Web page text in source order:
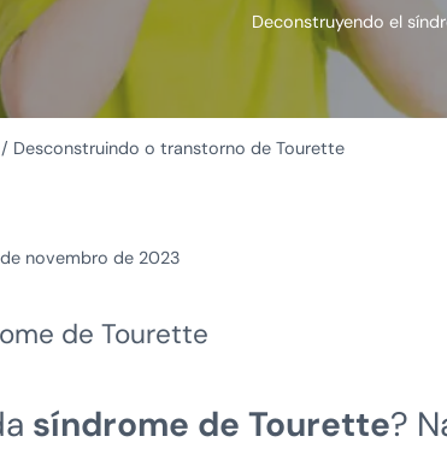
Deconstruyendo el
/ Desconstruindo o transtorno de Tourette
novembro de 2023
de Tourette
síndrome de Tourette?